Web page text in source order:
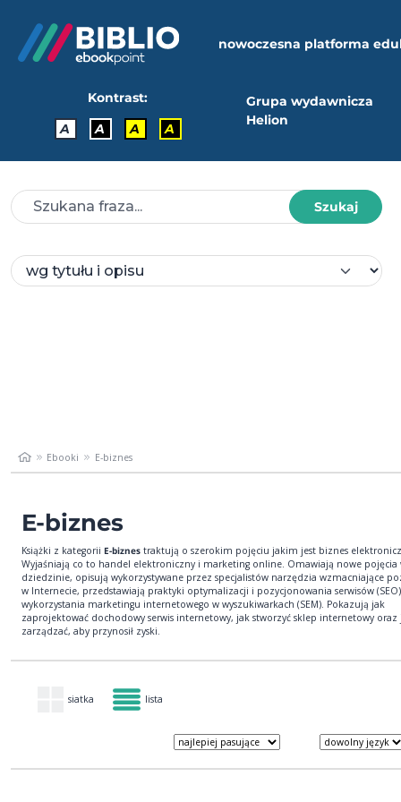
nowoczesna platforma
Kontrast:
A
A A A
Grupa wydawnicza
Helion
Szukaj
Ebooki E-biznes
E-biznes
Książki z kategorii E-biznes traktują o szerokim pojęciu jakim jest biznes
Wyjaśniają co to handel elektroniczny i marketing online. Omawiają nowe pojęcia
dziedzinie, opisują wykorzystywane przez specjalistów narzędzia wzmacniające
w Internecie, przedstawiają praktyki optymalizacji i pozycjonowania serwisów
wykorzystania marketingu internetowego w wyszukiwarkach (SEM). Pokazują jak
zaprojektować dochodowy serwis internetowy, jak stworzyć sklep internetowy
zarządzać, aby przynosił zyski.
siatka lista